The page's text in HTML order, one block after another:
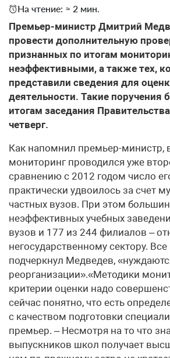
На чтение: ≈ 2 мин.
Премьер-министр Дмитрий
провести дополнительную
признанных по итогам
неэффективными, а также тех,
представили сведения для
деятельности. Такие поручения
итогам заседания
четверг.
Как напомнил премьер-министр,
мониторинг проводился уже
сравнению с 2012 годом число
практически удвоилось за счет
частных вузов. При этом
неэффективных учебных
вузов и 177 из 244 филиалов –
негосударственному сектору. Все
подчеркнул Медведев,
реорганизации».«Методики
критерии оценки надо
сейчас понятно, что есть
с качеством подготовки
премьер. – Несмотря на то что
выпускников школ получает